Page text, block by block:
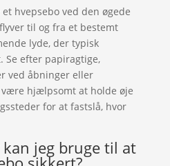
hvepsebo ved den øgede
til og fra et bestemt
lyde, der typisk
Se efter papiragtige,
ved åbninger eller
hjælpsomt at holde øje
for at fastslå, hvor
jeg bruge til at